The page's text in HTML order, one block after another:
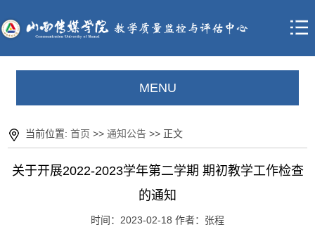
MENU
当前位置:首页 >>通知公告 >> 正文
关于开展2022-2023学年第二学期 期初教学工作检查
的通知
时间：2023-02-18 作者：张程